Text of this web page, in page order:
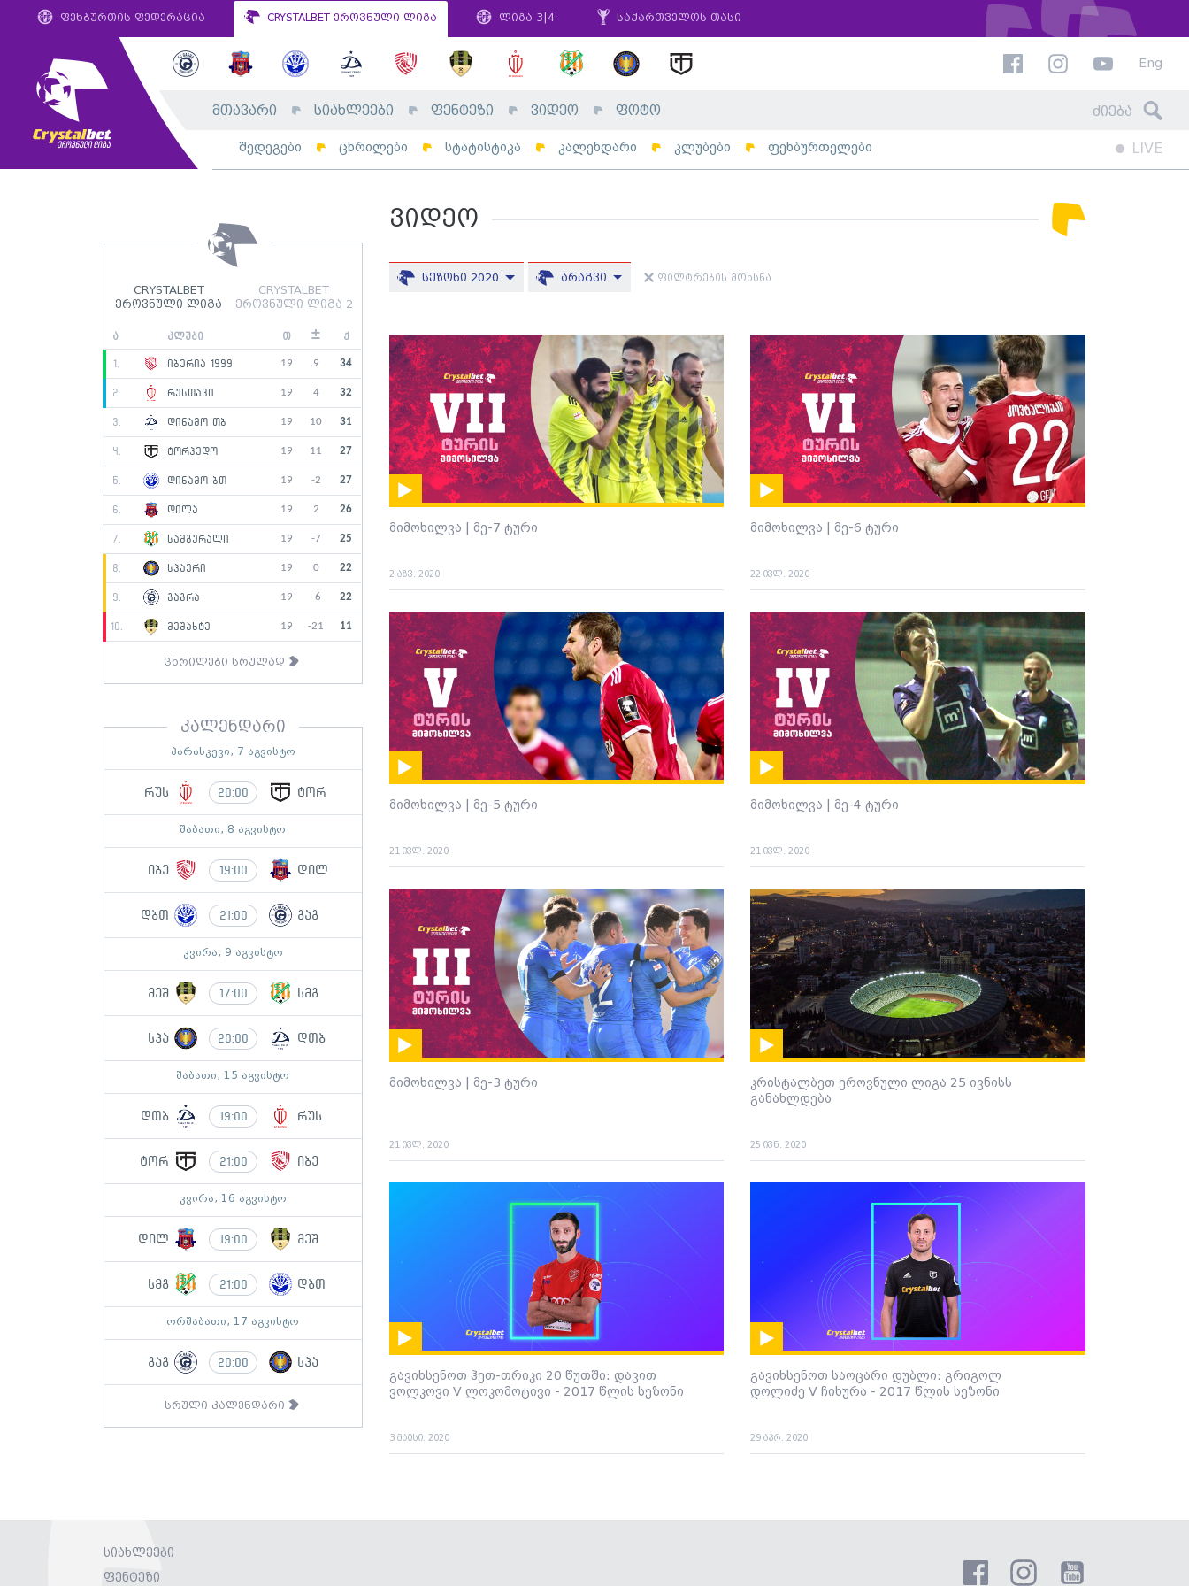
ფეხბურთის ფედერაცია CRYSTALBET ეროვნული ლიგა ლიგა 3|4 საქართველოს თასი
Eng
მთავარი სიახლეები ფენტეზი ვიდეო ფოტო
შედეგები ცხრილები სტატისტიკა კალენდარი კლუბები ფეხბურთელები LIVE
CRYSTALBET
ეროვნული ლიგა
CRYSTALBET
ეროვნული ლიგა 2
ა კლუბი თ ± ქ
1. იბერია 1999 19 9 34
2. რუსთავი 19 4 32
3. დინამო თბ 19 10 31
4. ტორპედო 19 11 27
5. დინამო ბთ 19 -2 27
6. დილა 19 2 26
7. სამგურალი 19 -7 25
8. სპაერი 19 0 22
9. გაგრა 19 -6 22
10. მეშახტე 19 -21 11
ცხრილები სრულად
კალენდარი
პარასკევი, 7 აგვისტო
რუს 20:00 ტორ
შაბათი, 8 აგვისტო
იბე 19:00 დილ
დბთ 21:00 გაგ
კვირა, 9 აგვისტო
მეშ 17:00 სმგ
სპა 20:00 დთბ
შაბათი, 15 აგვისტო
დთბ 19:00 რუს
ტორ 21:00 იბე
კვირა, 16 აგვისტო
დილ 19:00 მეშ
სმგ 21:00 დბთ
ორშაბათი, 17 აგვისტო
გაგ 20:00 სპა
სრული კალენდარი
ვიდეო
სეზონი 2020 არაგვი ფილტრების მოხსნა
მიმოხილვა | მე-7 ტური
2 აგვ. 2020
მიმოხილვა | მე-6 ტური
22 ივლ. 2020
მიმოხილვა | მე-5 ტური
21 ივლ. 2020
მიმოხილვა | მე-4 ტური
21 ივლ. 2020
მიმოხილვა | მე-3 ტური
21 ივლ. 2020
კრისტალბეთ ეროვნული ლიგა 25 ივნისს
განახლდება
25 ივნ. 2020
გავიხსენოთ ჰეთ-თრიკი 20 წუთში: დავით
ვოლკოვი V ლოკომოტივი - 2017 წლის სეზონი
3 მაისი. 2020
გავიხსენოთ საოცარი დუბლი: გრიგოლ
დოლიძე V ჩიხურა - 2017 წლის სეზონი
29 აპრ. 2020
სიახლეები
ფენტეზი